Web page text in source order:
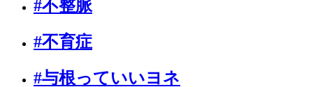
#不整脈
#不育症
#与根っていいヨネ